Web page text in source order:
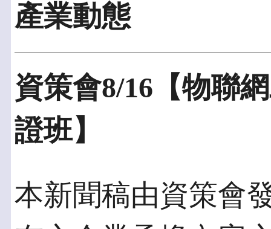
產業動態
資策會8/16【物聯
證班】
本新聞稿由資策會